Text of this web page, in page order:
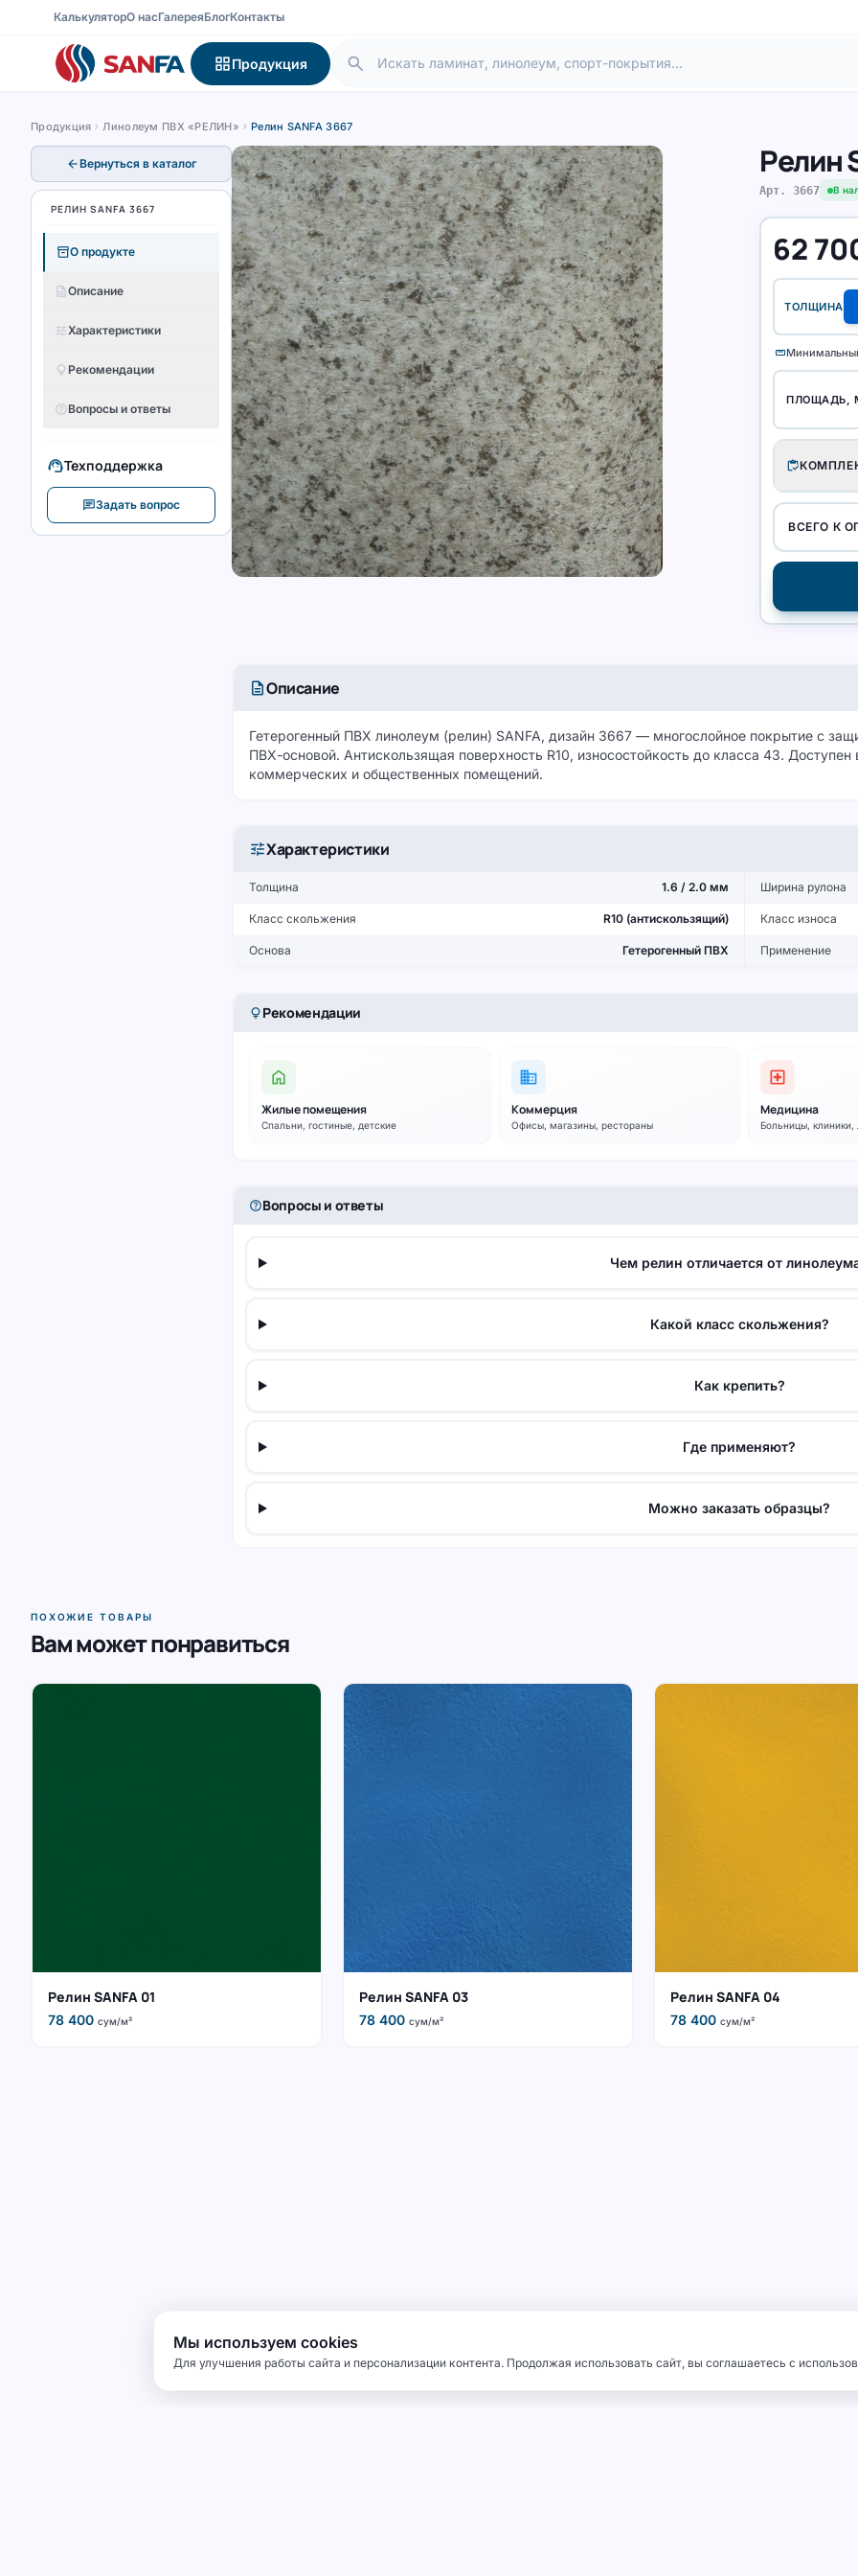
КалькуляторО насГалереяБлогКонтакты
grid_viewПродукция search
Продукция chevron_rightЛинолеум ПВХ «РЕЛИН» chevron_right Релин SANFA 3667
arrow_backВернуться в каталог
РЕЛИН SANFA 3667
inventory_2О продукте
descriptionОписание
tuneХарактеристики
lightbulb Рекомендации
help_outlineВопросы и ответы
support_agentТехподдержка
chatЗадать вопрос
Релин
Арт. 3667 В
62
ТОЛЩИНА
straighten
ПЛОЩАДЬ,
inventory
ВСЕГО К
descriptionОписание
Гетерогенный ПВХ линолеум (релин) SANFA, дизайн 3667 — многослойное покрытие с
ПВХ-основой. Антискользящая поверхность R10, износостойкость до класса 43.
коммерческих и общественных помещений.
tuneХарактеристики
Толщина 1.6 / 2.0 мм
Класс скольжения R10 (антискользящий)
Основа Гетерогенный ПВХ
Ширина рулона
Класс износа
Применение
lightbulbРекомендации
home
Жилые помещения
Спальни, гостиные, детские
business
Коммерция
Офисы, магазины, рестораны
local_hospital
Медицина
Больницы, клиники,
help_outlineВопросы и ответы
Чем релин отличается от
Какой класс скольжения?
Как крепить?
Где применяют?
Можно заказать образцы?
ПОХОЖИЕ ТОВАРЫ
Вам может понравиться
Релин SANFA 01
78 400 сум/м²
Релин SANFA 03
78 400 сум/м²
Релин SANFA 04
78 400 сум/м²
Мы используем cookies
Для улучшения работы сайта и персонализации контента. Продолжая использовать сайт, вы соглашаетесь с